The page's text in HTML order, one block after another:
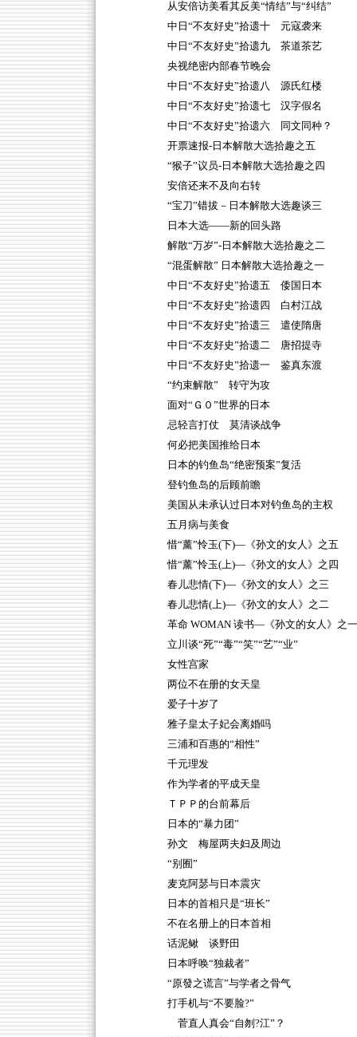
从安倍访美看其反美“情结”与“纠结”
中日“不友好史”拾遗十 元寇袭来
中日“不友好史”拾遗九 茶道茶艺
央视绝密内部春节晚会
中日“不友好史”拾遗八 源氏红楼
中日“不友好史”拾遗七 汉字假名
中日“不友好史”拾遗六 同文同种？
开票速报-日本解散大选拾趣之五
“猴子”议员-日本解散大选拾趣之四
安倍还来不及向右转
“宝刀”错拔－日本解散大选趣谈三
日本大选——新的回头路
解散“万岁”-日本解散大选拾趣之二
“混蛋解散” 日本解散大选拾趣之一
中日“不友好史”拾遗五 倭国日本
中日“不友好史”拾遗四 白村江战
中日“不友好史”拾遗三 遣使隋唐
中日“不友好史”拾遗二 唐招提寺
中日“不友好史”拾遗一 鉴真东渡
“约束解散” 转守为攻
面对“Ｇ０”世界的日本
忌轻言打仗 莫清谈战争
何必把美国推给日本
日本的钓鱼岛“绝密预案”复活
登钓鱼岛的后顾前瞻
美国从未承认过日本对钓鱼岛的主权
五月病与美食
惜“薰”怜玉(下)—《孙文的女人》之五
惜“薰”怜玉(上)—《孙文的女人》之四
春儿悲情(下)—《孙文的女人》之三
春儿悲情(上)—《孙文的女人》之二
革命 WOMAN 读书—《孙文的女人》之一
立川谈“死”“毒”“笑”“艺”“业”
女性宫家
两位不在册的女天皇
爱子十岁了
雅子皇太子妃会离婚吗
三浦和百惠的“相性”
千元理发
作为学者的平成天皇
ＴＰＰ的台前幕后
日本的“暴力团”
孙文 梅屋两夫妇及周边
“别囿”
麦克阿瑟与日本震灾
日本的首相只是“班长”
不在名册上的日本首相
话泥鳅 谈野田
日本呼唤“独裁者”
“原發之谎言”与学者之骨气
打手机与“不要脸?”
菅直人真会“自刎?江”？